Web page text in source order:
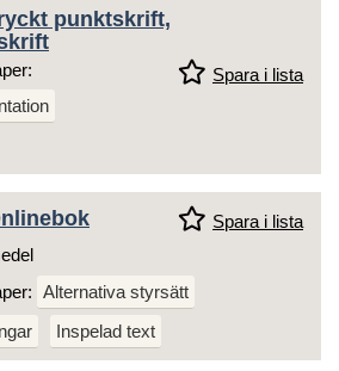
punktskrift,
Spara i lista
Spara i lista
Alternativa styrsätt
Inspelad text